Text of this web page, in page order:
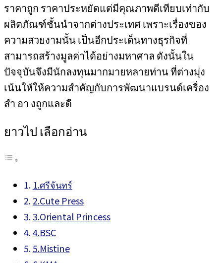
ราคาถูก ราคาประหยัดแต่มีคุณภาพดีเทียบเท่ากับ
ผลิตภัณฑ์ชั้นนำจากต่างประเทศ เพราะเรื่องของ
ความสวยงามนั้น เป็นอีกประเด็นทางธุรกิจที่
สามารถสร้างมูลค่าได้อย่างมหาศาล ดังนั้นใน
ปัจจุบันจึงมีนักลงทุนมากมายหลายท่าน ที่ต่างมุ่ง
เน้นให้ให้ความสำคัญกับการพัฒนาแบรนด์เครื่อง
สำ อา งถูกและดี
ยาวไป เลือกอ่าน
1.ศรีจันทร์
2.Cute Press
3.Oriental Princess
4.BSC
5.Mistine